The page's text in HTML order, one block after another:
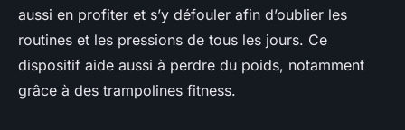
aussi en profiter et s’y défouler afin d’oublier les
routines et les pressions de tous les jours. Ce
dispositif aide aussi à perdre du poids, notamment
grâce à des trampolines fitness.